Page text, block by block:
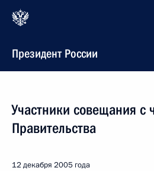
Президент России
Участники совещания с
Правительства
12 декабря 2005 года